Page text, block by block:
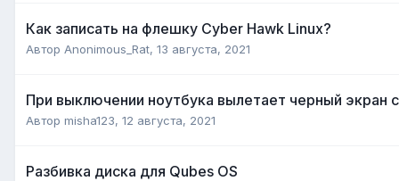
Как записать на флешку Cyber Hawk Linux?
Автор Anonimous_Rat, 13 августа, 2021
При выключении ноутбука вылетает черный экран
Автор misha123, 12 августа, 2021
Разбивка диска для Qubes OS